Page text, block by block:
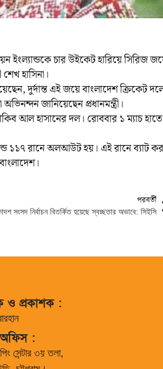
ইংল্যান্ডকে চার উইকেট হারিয়ে সিরিজ
হাসিনা।
দুর্দান্ত এই জয়ে বাংলাদেশ ক্রিকেট
জানিয়েছেন প্রধানমন্ত্রী।
আল হাসানের দল। রোববার ১ ম্যাচ হাতে
১১৭ রানে অলআউট হয়। এই রানে ব্যাট
পরবর্তী
সংসদ নির্বাচন বিতর্কিত হয়েছে স্বচ্ছতার অভাবে: সিইসি
ও প্রকাশক :
অফিস :
সেন্টার ৩য় তলা,